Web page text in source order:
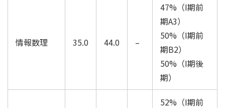
情報数理 35.0 44.0 –
47%（I期前
期A3）
50%（I期前
期B2）
50%（I期後
期）
52%（I期前